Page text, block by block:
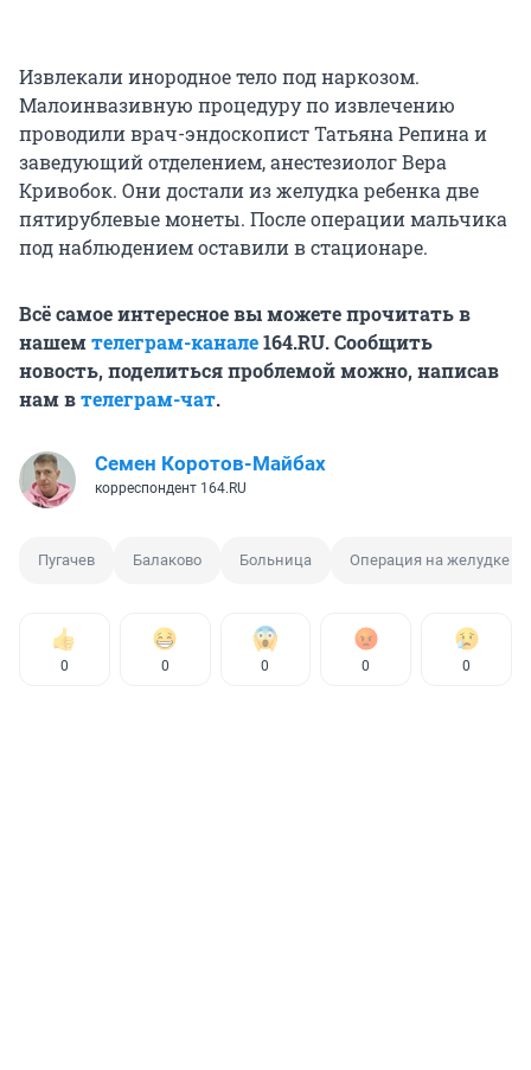
Извлекали инородное тело под наркозом.
Малоинвазивную процедуру по извлечению
проводили врач-эндоскопист Татьяна Репина и
заведующий отделением, анестезиолог Вера
Кривобок. Они достали из желудка ребенка две
пятирублевые монеты. После операции мальчика
под наблюдением оставили в стационаре.
Всё самое интересное вы можете прочитать в
нашемтелеграм-канале164.RU. Сообщить
новость, поделиться проблемой можно, написав
нам втелеграм-чат.
Семен Коротов-Майбах
корреспондент 164.RU
Пугачев Балаково Больница Операция на желудке
0 0 0 0 0